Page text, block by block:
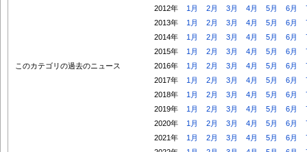
このカテゴリの過去のニュース
2012年 1月 2月 3月 4月 5月 6月
2013年
1月 2月 3月 4月 5月 6月
2014年
1月 2月 3月 4月 5月 6月
2015年
1月 2月 3月 4月 5月 6月
2016年
1月 2月 3月 4月 5月 6月
2017年
1月 2月 3月 4月 5月 6月
2018年
1月 2月 3月 4月 5月 6月
2019年
1月 2月 3月 4月 5月 6月
2020年
1月 2月 3月 4月 5月 6月
2021年
1月 2月 3月 4月 5月 6月